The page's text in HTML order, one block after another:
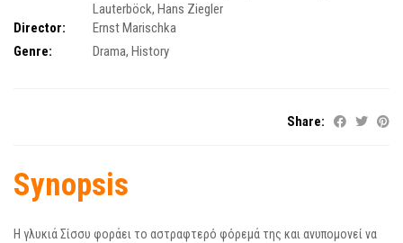
Lauterböck, Hans Ziegler
Director:
Ernst Marischka
Genre:
Drama, History
Share:
Synopsis
Η γλυκιά Σίσσυ φοράει το αστραφτερό φόρεμά της και ανυπομονεί να